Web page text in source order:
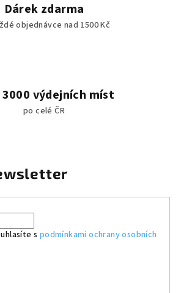
Dárek zdarma
objednávce nad 1500 Kč
3000 výdejních míst
po celé ČR
s podmínkami ochrany osobních